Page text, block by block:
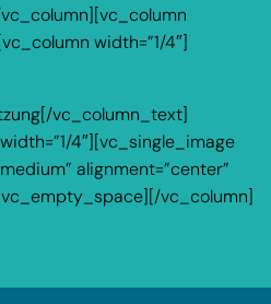
width=”1/4″]
vc_column_text]
4″][vc_single_image
alignment=”center”
vc_column]